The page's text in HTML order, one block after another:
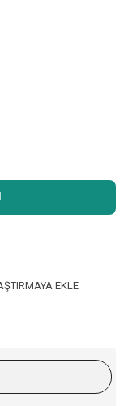
EKLE